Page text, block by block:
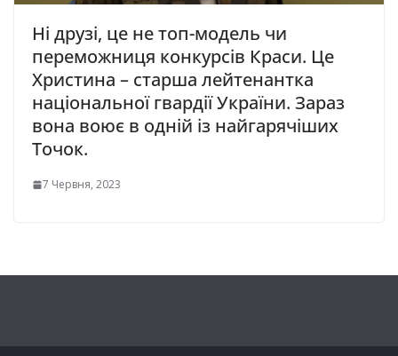
Ні друзі, це не топ-модель чи
переможниця конкурсів Краси. Це
Христина – старша лейтенантка
національної гвардії України. Зараз
вона воює в одній із найгарячіших
Точок.
7 Червня, 2023